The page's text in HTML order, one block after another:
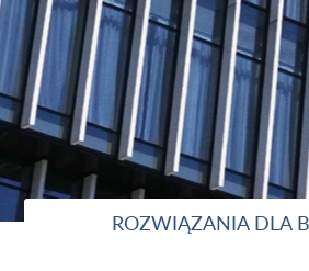
ROZWIĄZANIA DLA